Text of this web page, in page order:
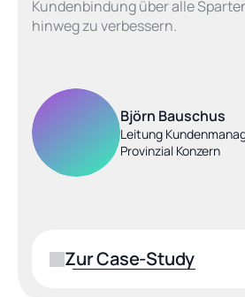
Kundenbindung über alle
hinweg zu verbessern.
Björn Bauschus
Leitung
Provinzial Konzern
Zur Case-Study